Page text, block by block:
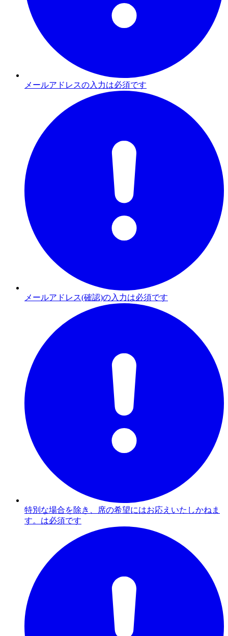
メールアドレスの入力は必須です
メールアドレス(確認)の入力は必須です
特別な場合を除き、席の希望にはお応えいたしかねま
す。は必須です